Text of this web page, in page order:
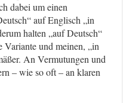
dabei um einen
auf Englisch „in
halten „auf Deutsch“
Variante und meinen, „in
An Vermutungen und
– wie so oft – an klaren